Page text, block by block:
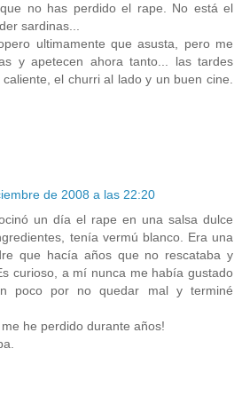
no has perdido el rape. No está el
sardinas...
ultimamente que asusta, pero me
y apetecen ahora tanto... las tardes
el churri al lado y un buen cine.
de 2008 a las 22:20
un día el rape en una salsa dulce
tenía vermú blanco. Era una
que hacía años que no rescataba y
curioso, a mí nunca me había gustado
poco por no quedar mal y terminé
he perdido durante años!